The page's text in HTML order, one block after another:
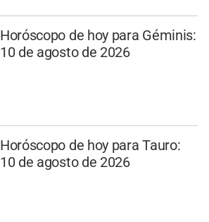
Horóscopo de hoy para Géminis:
10 de agosto de 2026
Horóscopo de hoy para Tauro:
10 de agosto de 2026